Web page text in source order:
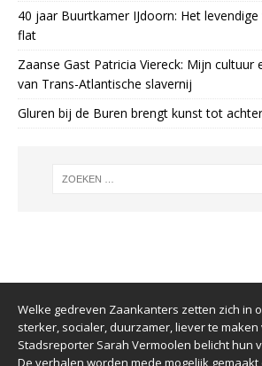
40 jaar Buurtkamer IJdoorn: Het
flat
Zaanse Gast Patricia Viereck: Mijn cultuur
van Trans-Atlantische slavernij
Gluren bij de Buren brengt kunst tot
Welke gedreven Zaankanters zetten zich in
sterker, socialer, duurzamer, liever te
Stadsreporter Sarah Vermoolen belicht hun
De verhalen worden mede mogelijk